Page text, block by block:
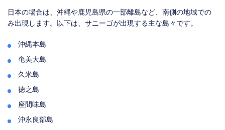
日本の場合は、沖縄や鹿児島県の一部離島など、南側の地域での
み出現します。以下は、サニーゴが出現する主な島々です。
沖縄本島
奄美大島
久米島
徳之島
座間味島
沖永良部島